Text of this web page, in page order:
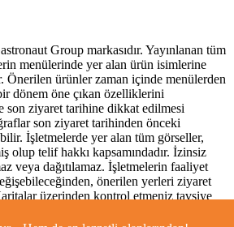
Group markasıdır. Yayınlanan tüm
menülerinde yer alan ürün isimlerine
Önerilen ürünler zaman içinde menülerden
dönem öne çıkan özelliklerini
son ziyaret tarihine dikkat edilmesi
son ziyaret tarihinden önceki
İşletmelerde yer alan tüm görseller,
olup telif hakkı kapsamındadır. İzinsiz
veya dağıtılamaz. İşletmelerin faaliyet
önerilen yerleri ziyaret
üzerinden kontrol etmeniz tavsiye